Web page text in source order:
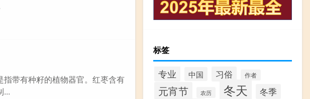
带有种籽的植物器官。红枣含有
...
标签
专业 中国 习俗 作者
元宵节 农历 冬天 冬季